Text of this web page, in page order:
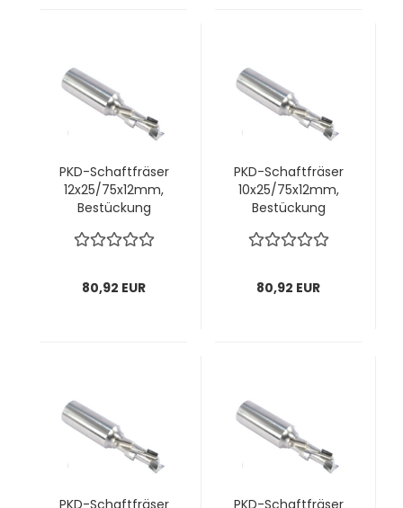
PKD-Schaftfräser
12x25/75x12mm,
Bestückung
1 VPE = 1 Stck
80,92 EUR
PKD-Schaftfräser
10x25/75x12mm,
Bestückung
VPE = 1 Stck
80,92 EUR